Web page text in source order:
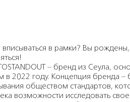
вписываться в рамки? Вы
– бренд из Сеула,
в 2022 году. Концепция бренда –
обществом стандартов,
возможности исследовать свое